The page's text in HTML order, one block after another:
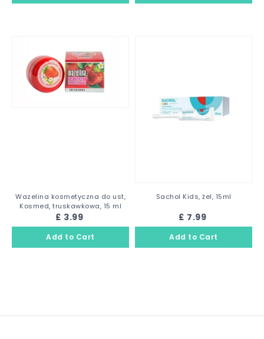
Wazelina kosmetyczna do ust,
Kosmed, truskawkowa, 15 ml
£ 3.99
Sachol Kids, żel, 15ml
£ 7.99